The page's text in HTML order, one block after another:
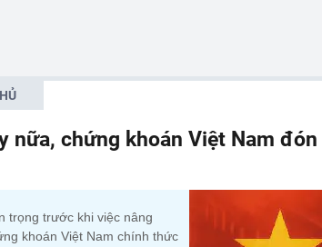
nữa, chứng khoán Việt Nam
trọng trước khi việc nâng
khoán Việt Nam chính thức